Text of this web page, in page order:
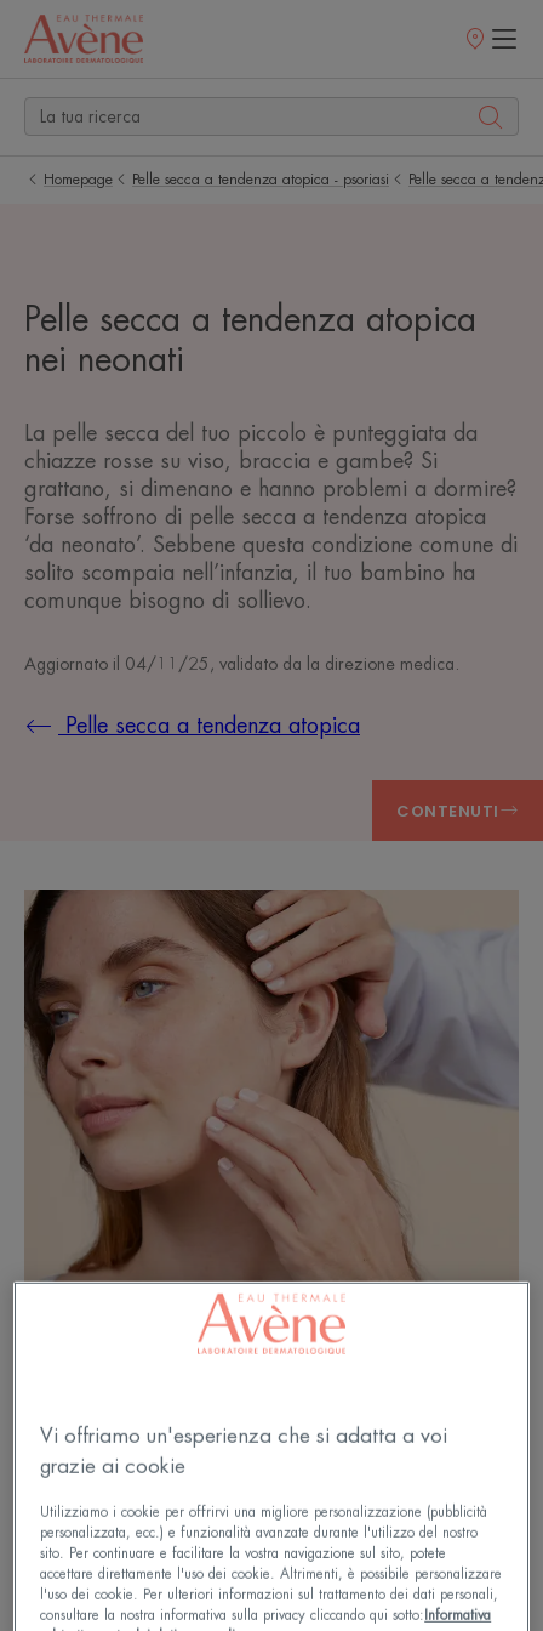
Punti
Homepage Pelle secca a tendenza atopica - psoriasi Pelle secca a
Pelle secca a tendenza atopica
nei neonati
La pelle secca del tuo piccolo è punteggiata da
chiazze rosse su viso, braccia e gambe? Si
grattano, si dimenano e hanno problemi a dormire?
Forse soffrono di pelle secca a tendenza atopica
‘da neonato’. Sebbene questa condizione comune di
solito scompaia nell’infanzia, il tuo bambino ha
comunque bisogno di sollievo.
Aggiornato il 04/11/25 , validato da la direzione medica
Pelle secca a tendenza atopica
CONTENUTI
Pelle secca a tendenza atopica
nei neonati: riconoscere,
comprendere, alleviare
Vi offriamo un'esperienza che si adatta a voi
grazie ai cookie
Utilizziamo i cookie per offrirvi una migliore personalizzazione (pubblicità
personalizzata, ecc.) e funzionalità avanzate durante l'utilizzo del nostro
sito. Per continuare e facilitare la vostra navigazione sul sito, potete
accettare direttamente l'uso dei cookie. Altrimenti, è possibile personalizzare
l'uso dei cookie. Per ulteriori informazioni sul trattamento dei dati personali,
consultare la nostra informativa sulla privacy cliccando qui sotto: Informativa